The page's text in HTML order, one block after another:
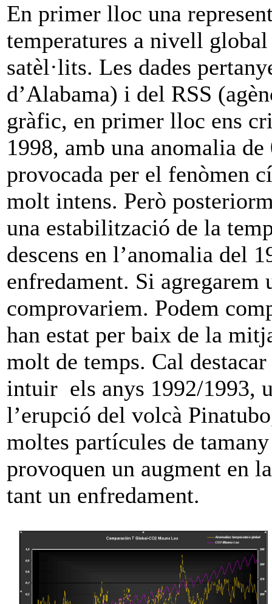
En primer lloc una
temperatures a nivell
satèl·lits. Les dades
d’Alabama) i del RSS
gràfic, en primer lloc ens
1998, amb una anomalia
provocada per el fenòmen
molt intens. Però
una estabilització de la
descens en l’anomalia del
enfredament. Si agregarem
comprovariem. Podem
han estat per baix de la
molt de temps. Cal
intuir els anys 1992/1993,
l’erupció del volcà
moltes partícules de
provoquen un augment en
tant un enfredament.